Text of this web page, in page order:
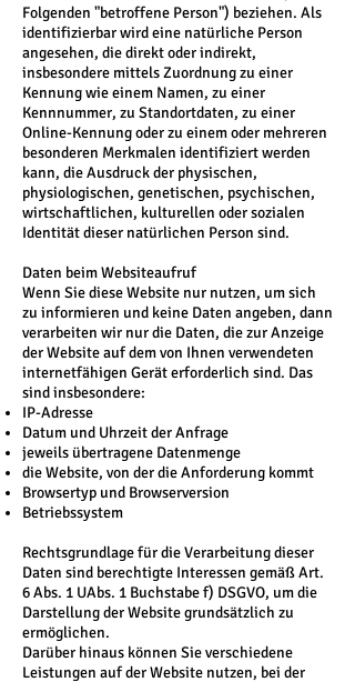
Folgenden "betroffene Person") beziehen. Als
identifizierbar wird eine natürliche Person
angesehen, die direkt oder indirekt,
insbesondere mittels Zuordnung zu einer
Kennung wie einem Namen, zu einer
Kennnummer, zu Standortdaten, zu einer
Online-Kennung oder zu einem oder mehreren
besonderen Merkmalen identifiziert werden
kann, die Ausdruck der physischen,
physiologischen, genetischen, psychischen,
wirtschaftlichen, kulturellen oder sozialen
Identität dieser natürlichen Person sind.
Daten beim Websiteaufruf
Wenn Sie diese Website nur nutzen, um sich
zu informieren und keine Daten angeben, dann
verarbeiten wir nur die Daten, die zur Anzeige
der Website auf dem von Ihnen verwendeten
internetfähigen Gerät erforderlich sind. Das
sind insbesondere:
IP-Adresse
Datum und Uhrzeit der Anfrage
jeweils übertragene Datenmenge
die Website, von der die Anforderung kommt
Browsertyp und Browserversion
Betriebssystem
Rechtsgrundlage für die Verarbeitung dieser
Daten sind berechtigte Interessen gemäß Art.
6 Abs. 1 UAbs. 1 Buchstabe f) DSGVO, um die
Darstellung der Website grundsätzlich zu
ermöglichen.
Darüber hinaus können Sie verschiedene
Leistungen auf der Website nutzen, bei der